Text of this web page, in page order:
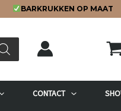
BARKRUKKEN OP MAAT
CONTACT